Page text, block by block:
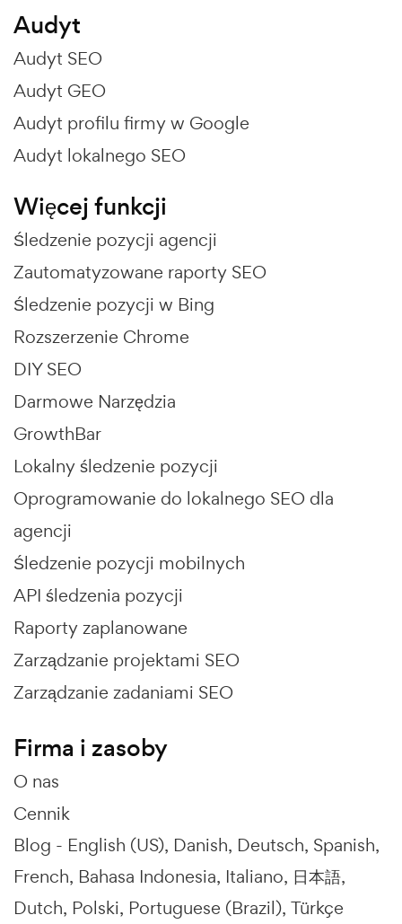
Audyt
Audyt SEO
Audyt GEO
Audyt profilu firmy w Google
Audyt lokalnego SEO
Więcej funkcji
Śledzenie pozycji agencji
Zautomatyzowane raporty SEO
Śledzenie pozycji w Bing
Rozszerzenie Chrome
DIY SEO
Darmowe Narzędzia
GrowthBar
Lokalny śledzenie pozycji
Oprogramowanie do lokalnego SEO dla
agencji
Śledzenie pozycji mobilnych
API śledzenia pozycji
Raporty zaplanowane
Zarządzanie projektami SEO
Zarządzanie zadaniami SEO
Firma i zasoby
O nas
Cennik
Blog - English (US) Danish Deutsch Spanish
French Bahasa Indonesia Italiano 日本語
Dutch Polski Portuguese (Brazil) Türkçe